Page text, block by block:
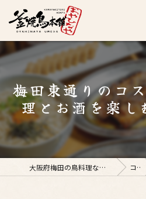
梅田東通りのコ
理とお酒を楽し
大阪府梅田の鳥料理なら釜焼鳥本舗おやひなや 梅田店 コラム